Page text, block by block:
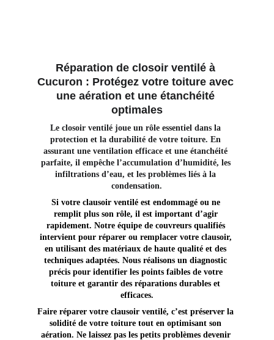
Réparation de closoir ventilé à
Cucuron : Protégez votre toiture avec
une aération et une étanchéité
optimales
Le closoir ventilé joue un rôle essentiel dans la
protection et la durabilité de votre toiture. En
assurant une ventilation efficace et une étanchéité
parfaite, il empêche l’accumulation d’humidité, les
infiltrations d’eau, et les problèmes liés à la
condensation.
Si votre clausoir ventilé est endommagé ou ne
remplit plus son rôle, il est important d’agir
rapidement. Notre équipe de couvreurs qualifiés
intervient pour réparer ou remplacer votre clausoir,
en utilisant des matériaux de haute qualité et des
techniques adaptées. Nous réalisons un diagnostic
précis pour identifier les points faibles de votre
toiture et garantir des réparations durables et
efficaces.
Faire réparer votre clausoir ventilé, c’est préserver la
solidité de votre toiture tout en optimisant son
aération. Ne laissez pas les petits problèmes devenir